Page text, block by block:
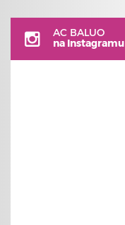
AC BALUO
na Instagramu